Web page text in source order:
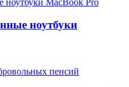
ноутбуки